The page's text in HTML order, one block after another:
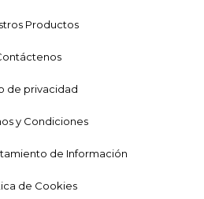
Productos
de privacidad
y Condiciones
de Información
de Cookies